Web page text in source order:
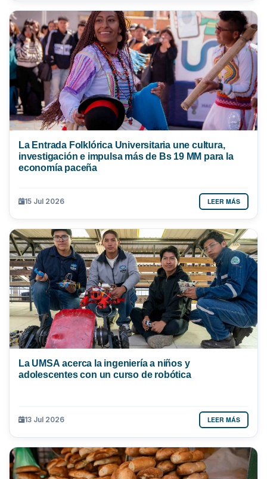
La Entrada Folklórica Universitaria une cultura,
investigación e impulsa más de Bs 19 MM para la
economía paceña
15 Jul 2026 LEER MÁS
La UMSA acerca la ingeniería a niños y
adolescentes con un curso de robótica
13 Jul 2026 LEER MÁS